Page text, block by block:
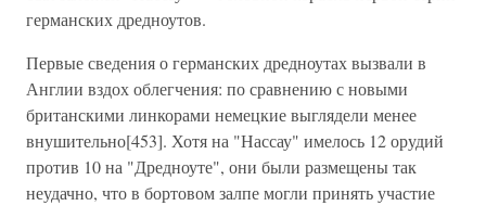
германских дредноутов.
Первые сведения о германских дредноутах вызвали в
Англии вздох облегчения: по сравнению с новыми
британскими линкорами немецкие выглядели менее
внушительно[453]. Хотя на "Нассау" имелось 12 орудий
против 10 на "Дредноуте", они были размещены так
неудачно, что в бортовом залпе могли принять участие